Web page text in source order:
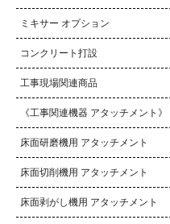
ミキサー オプション
コンクリート打設
工事現場関連商品
《工事関連機器 アタッチメント》
床面研磨機用 アタッチメント
床面切削機用 アタッチメント
床面剥がし機用 アタッチメント